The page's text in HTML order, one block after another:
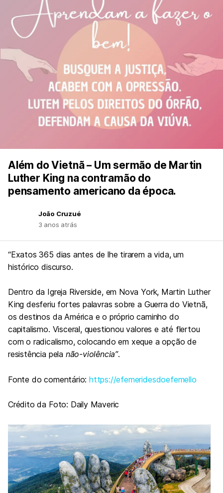
Além do Vietnã – Um sermão de Martin
Luther King na contramão do
pensamento americano da época.
João Cruzué
3 anos atrás
“Exatos 365 dias antes de lhe tirarem a vida, um
histórico discurso.
Dentro da Igreja Riverside, em Nova York, Martin Luther
King desferiu fortes palavras sobre a Guerra do Vietnã,
os destinos da América e o próprio caminho do
capitalismo. Visceral, questionou valores e até flertou
com o radicalismo, colocando em xeque a opção de
resistência pela não-violência”.
Fonte do comentário: https://efemeridesdoefemello
Crédito da Foto: Daily Maveric